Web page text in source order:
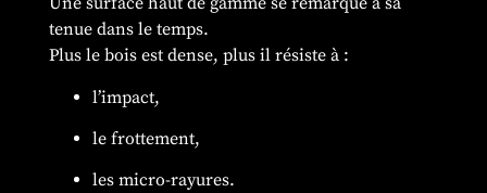
tenue dans le temps.
Plus le bois est dense, plus il résiste à :
l’impact,
le frottement,
les micro-rayures.